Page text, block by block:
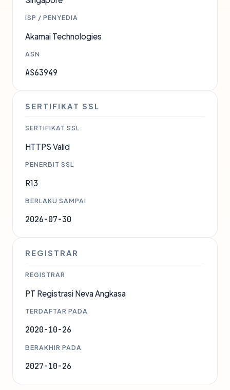
ISP / PENYEDIA
Akamai Technologies
ASN
AS63949
SERTIFIKAT SSL
SERTIFIKAT SSL
HTTPS Valid
PENERBIT SSL
R13
BERLAKU SAMPAI
2026-07-30
REGISTRAR
REGISTRAR
PT Registrasi Neva Angkasa
TERDAFTAR PADA
2020-10-26
BERAKHIR PADA
2027-10-26